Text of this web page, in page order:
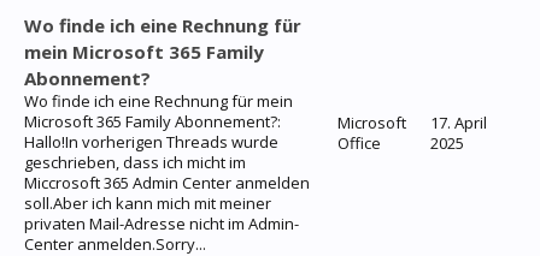
Wo finde ich eine Rechnung für
mein Microsoft 365 Family
Abonnement?
Wo finde ich eine Rechnung für mein
Microsoft 365 Family Abonnement?:
Hallo!In vorherigen Threads wurde
geschrieben, dass ich micht im
Miccrosoft 365 Admin Center anmelden
soll.Aber ich kann mich mit meiner
privaten Mail-Adresse nicht im Admin-
Center anmelden.Sorry...
Microsoft
Office
17. April
2025